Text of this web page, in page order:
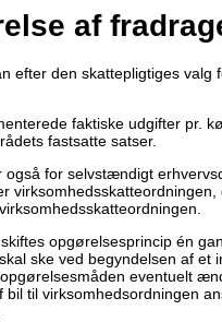
af
efter den skattepligtiges valg
faktiske udgifter pr.
fastsatte satser.
for selvstændigt
opgørelsesprincip én
ske ved begyndelsen af et
eventuelt
bil til virksomhedsordningen